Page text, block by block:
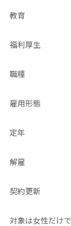
教育
福利厚生
職種
雇用形態
定年
解雇
契約更新
対象は女性だけ